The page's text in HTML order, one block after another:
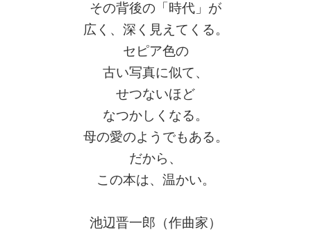
その背後の「時代」が
広く、深く見えてくる。
セピア色の
古い写真に似て、
せつないほど
なつかしくなる。
母の愛のようでもある。
だから、
この本は、温かい。
池辺晋一郎（作曲家）